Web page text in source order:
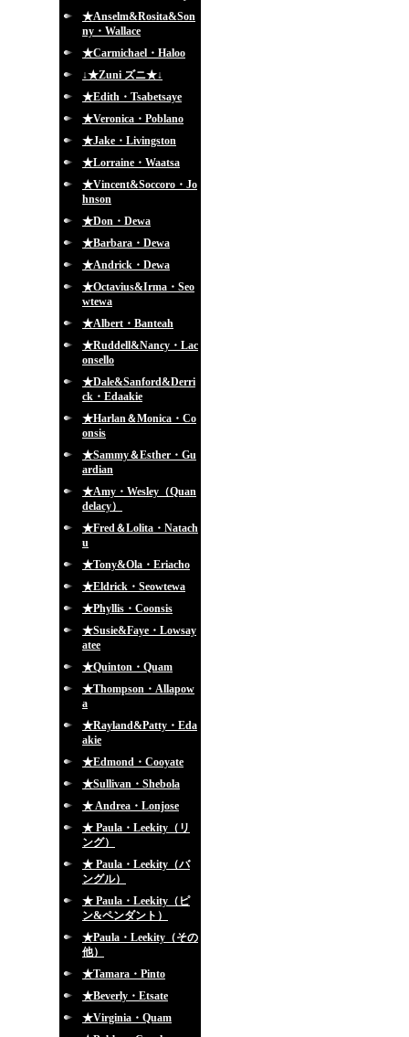
★Anselm&Rosita&Son
ny・Wallace
★Carmichael・Haloo
↓★Zuni ズニ★↓
★Edith・Tsabetsaye
★Veronica・Poblano
★Jake・Livingston
★Lorraine・Waatsa
★Vincent&Soccoro・Jo
hnson
★Don・Dewa
★Barbara・Dewa
★Andrick・Dewa
★Octavius&Irma・Seo
wtewa
★Albert・Banteah
★Ruddell&Nancy・Lac
onsello
★Dale&Sanford&Derri
ck・Edaakie
★Harlan＆Monica・Co
onsis
★Sammy＆Esther・Gu
ardian
★Amy・Wesley（Quan
delacy）
★Fred＆Lolita・Natach
u
★Tony&Ola・Eriacho
★Eldrick・Seowtewa
★Phyllis・Coonsis
★Susie&Faye・Lowsay
atee
★Quinton・Quam
★Thompson・Allapow
a
★Rayland&Patty・Eda
akie
★Edmond・Cooyate
★Sullivan・Shebola
★ Andrea・Lonjose
★ Paula・Leekity（リ
ング）
★ Paula・Leekity（バ
ングル）
★ Paula・Leekity（ピ
ン&ペンダント）
★Paula・Leekity（その
他）
★Tamara・Pinto
★Beverly・Etsate
★Virginia・Quam